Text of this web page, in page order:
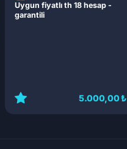
Uygun fiyatlı th 18 hesap -
garantili
5.000,00 ₺